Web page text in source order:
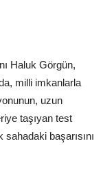
Haluk Görgün,
milli imkanlarla
uzun
taşıyan test
başarısını